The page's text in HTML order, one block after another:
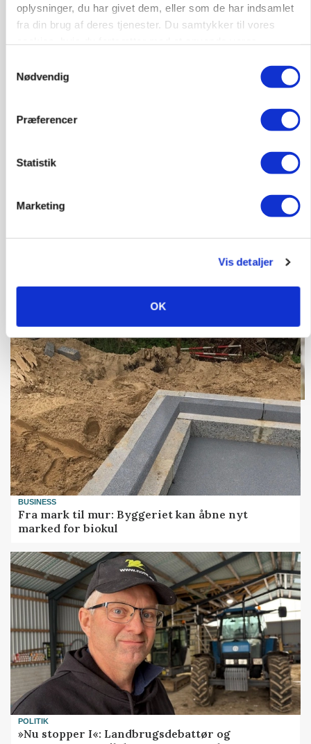
oplysninger, du har givet dem, eller som de har indsamlet
fra din brug af deres tjenester. Du samtykker til vores
Nødvendig
Præferencer
Statistik
Marketing
Vis detaljer
OK
BUSINESS
Ejer eller medejer? Nyt tv-format udfordrer
Russisk mælkepris dykker 23 procent
Annonce
Loading...
BUSINESS
Fra mark til mur: Byggeriet kan åbne nyt
marked for biokul
POLITIK
»Nu stopper I«: Landbrugsdebattør og